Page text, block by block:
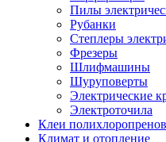
Пилы
Рубанки
Степлеры
Фрезеры
Шлифмашины
Шуруповерты
Электрические
Электроточила
Клеи
Климат и отопление